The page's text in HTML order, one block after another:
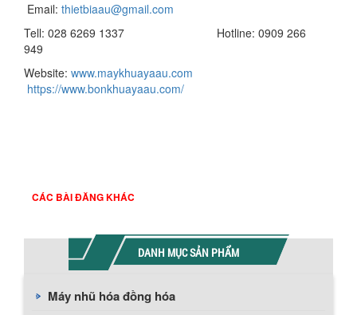
Email: thietbiaau@gmail.com
Tell: 028 6269 1337 Hotline: 0909 266
949
Website: www.maykhuayaau.com
https://www.bonkhuayaau.com/
CÁC BÀI ĐĂNG KHÁC
DANH MỤC SẢN PHẨM
Máy nhũ hóa đồng hóa